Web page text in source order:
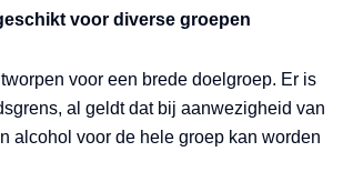
voor diverse groepen
voor een brede doelgroep. Er is
al geldt dat bij aanwezigheid van
alcohol voor de hele groep kan worden